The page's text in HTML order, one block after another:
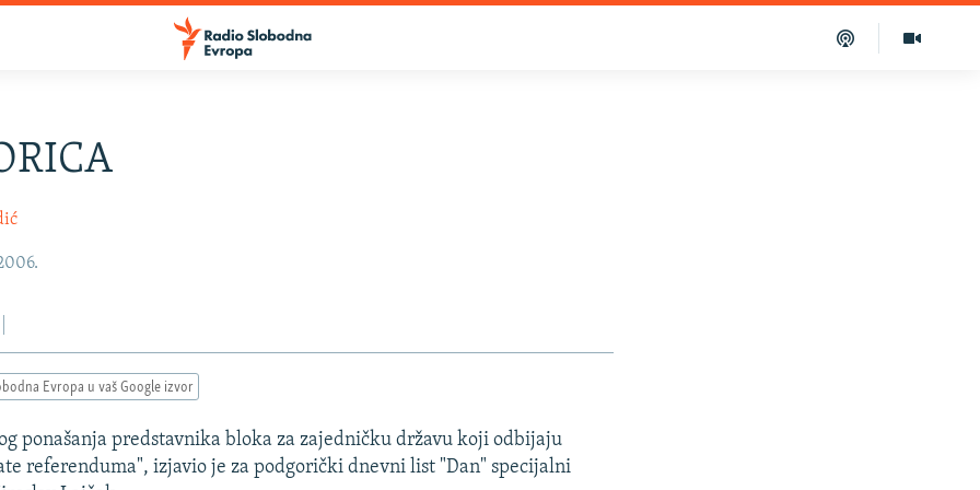
Evropa u vaš Google izvor
ponašanja predstavnika bloka za zajedničku državu koji odbijaju
referenduma", izjavio je za podgorički dnevni list "Dan" specijalni